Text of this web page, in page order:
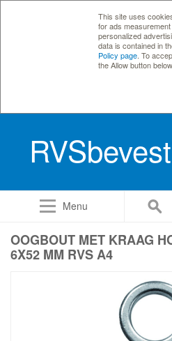
This site uses
for ads
personalized
data is contained in
Policy page . To
the Allow button below.
Menu
OOGBOUT MET KRAAG
6X52 MM RVS A4